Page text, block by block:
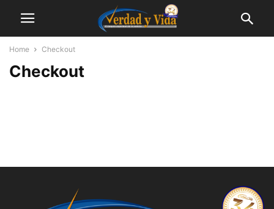
Home Checkout
Checkout